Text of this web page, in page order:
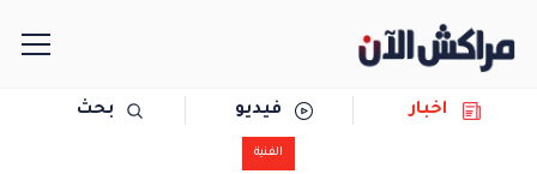
اخبار فيديو بحث
الفنية